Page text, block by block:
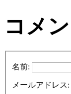
コメ
名前:
メールアドレス: